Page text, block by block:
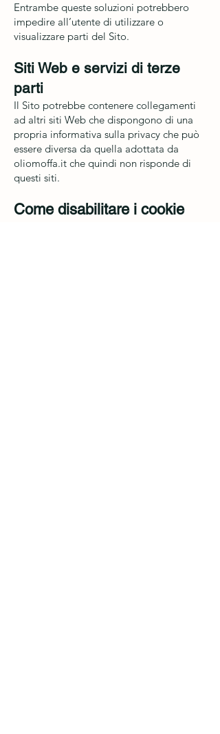
Entrambe queste soluzioni potrebbero
impedire all’utente di utilizzare o
visualizzare parti del Sito.
Siti Web e servizi di terze
parti
Il Sito potrebbe contenere collegamenti
ad altri siti Web che dispongono di una
propria informativa sulla privacy che può
essere diversa da quella adottata da
oliomoffa.it che quindi non risponde di
questi siti.
Come disabilitare i cookie